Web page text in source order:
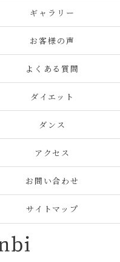
ギャラリー
お客様の声
よくある質問
ダイエット
ダンス
アクセス
お問い合わせ
サイトマップ